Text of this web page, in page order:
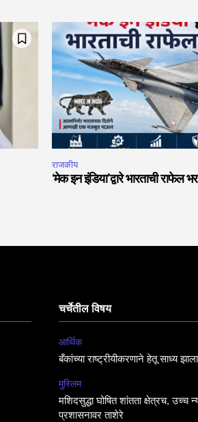
राजकीय
‘मेक इन इंडिया’द्वारे भारताची राफेल
चर्चेतील विषय
आर्थिक
बँकांच्या राष्ट्रीयीकरणाने हेतू साध्य
मुस्लिम
मशिदसुद्धा घोषित शांतता क्षेत्रच, उच्च
प्रशासनावर ताशेरे